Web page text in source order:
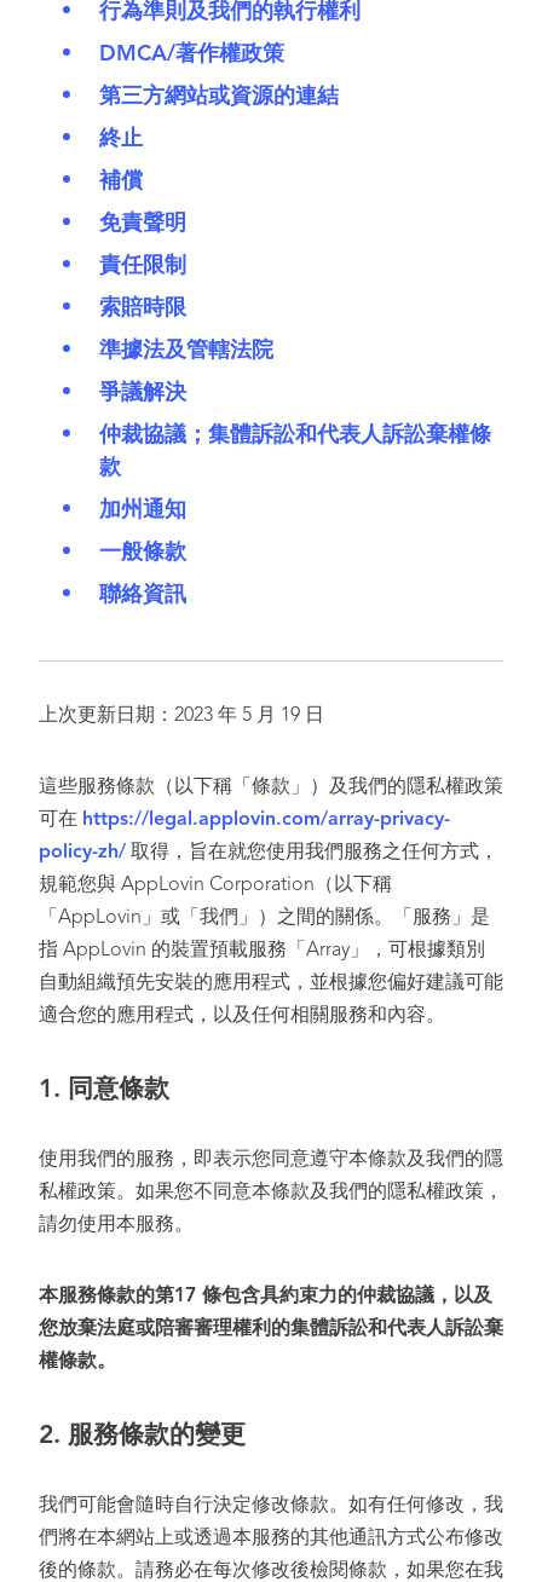
行為準則及我們的執行權利
DMCA/著作權政策
第三方網站或資源的連結
終止
補償
免責聲明
責任限制
索賠時限
準據法及管轄法院
爭議解決
仲裁協議；集體訴訟和代表人訴訟棄權條
款
加州通知
一般條款
聯絡資訊
上次更新日期：2023 年 5 月 19 日
這些服務條款（以下稱「條款」）及我們的隱私權政策
可在 https://legal.applovin.com/array-privacy-
policy-zh/ 取得，旨在就您使用我們服務之任何方式，
規範您與 AppLovin Corporation（以下稱
「AppLovin」或「我們」）之間的關係。「服務」是
指 AppLovin 的裝置預載服務「Array」，可根據類別
自動組織預先安裝的應用程式，並根據您偏好建議可能
適合您的應用程式，以及任何相關服務和內容。
1. 同意條款
使用我們的服務，即表示您同意遵守本條款及我們的隱
私權政策。如果您不同意本條款及我們的隱私權政策，
請勿使用本服務。
本服務條款的第17 條包含具約束力的仲裁協議，以及
您放棄法庭或陪審審理權利的集體訴訟和代表人訴訟棄
權條款。
2. 服務條款的變更
我們可能會隨時自行決定修改條款。如有任何修改，我
們將在本網站上或透過本服務的其他通訊方式公布修改
後的條款。請務必在每次修改後檢閱條款，如果您在我